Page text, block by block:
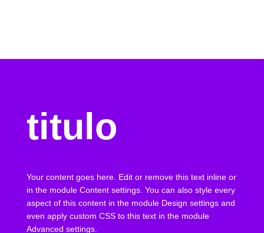
titulo
Your content goes here. Edit or remove this text inline or
in the module Content settings. You can also style every
aspect of this content in the module Design settings and
even apply custom CSS to this text in the module
Advanced settings.